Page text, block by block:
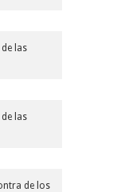
las
las
de los